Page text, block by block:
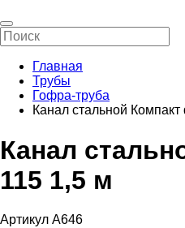
Главная
Трубы
Гофра-труба
Канал стальной
Канал
115 1,5 м
Артикул А646